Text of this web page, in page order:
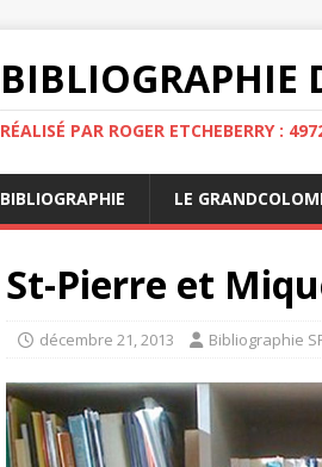
BIBLIOGRAPHIE
RÉALISÉ PAR ROGER ETCHEBERRY :
BIBLIOGRAPHIE LE
St-Pierre et
décembre 21, 2013 Bibliographie